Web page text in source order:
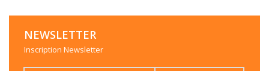
NEWSLETTER
Inscription Newsletter